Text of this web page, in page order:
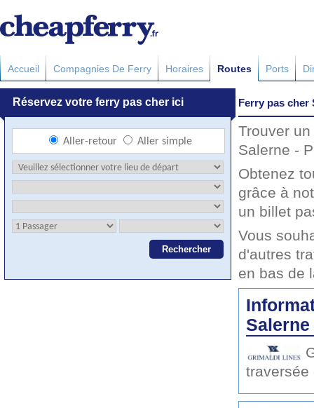
Accueil Compagnies De Ferry Horaires Routes Ports
Ferry pas cher
Trouver
Salerne -
Obtenez
grâce à
un billet
Vous
d'autres
en bas de
traversée